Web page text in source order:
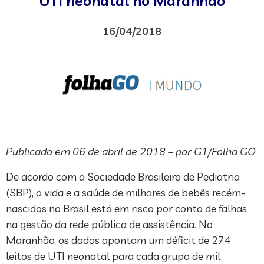
16/04/2018
Publicado em 06 de abril de 2018 – por G1/Folha GO
De acordo com a Sociedade Brasileira de Pediatria
(SBP), a vida e a saúde de milhares de bebês recém-
nascidos no Brasil está em risco por conta de falhas
na gestão da rede pública de assistência. No
Maranhão, os dados apontam um déficit de 274
leitos de UTI neonatal para cada grupo de mil